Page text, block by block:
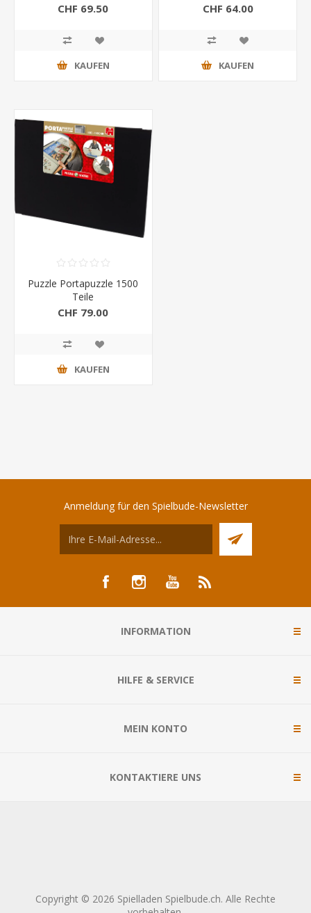
CHF 69.50
KAUFEN
CHF 64.00
KAUFEN
Puzzle Portapuzzle 1500
Teile
CHF 79.00
KAUFEN
Anmeldung für den Spielbude-Newsletter
INFORMATION
HILFE & SERVICE
MEIN KONTO
KONTAKTIERE UNS
Copyright © 2026 Spielladen Spielbude.ch. Alle Rechte